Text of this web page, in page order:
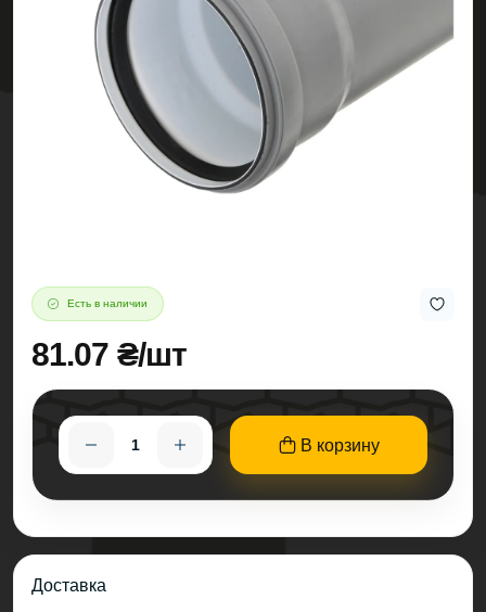
Есть в наличии
81.07 ₴/шт
В корзину
Доставка